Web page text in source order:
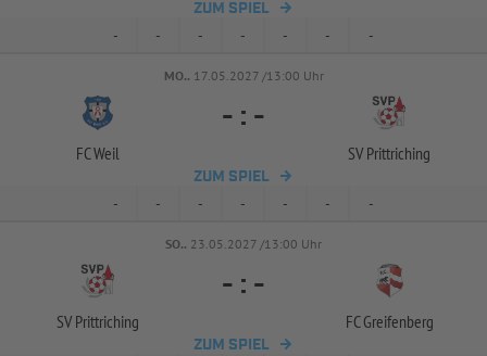
ZUM SPIEL
- - - - - - -
MO.. 17.05.2027 /13:00 Uhr
FC Weil
- : -
SV Prittriching
ZUM SPIEL
- - - - - - -
SO.. 23.05.2027 /13:00 Uhr
SV Prittriching
- : -
FC Greifenberg
ZUM SPIEL